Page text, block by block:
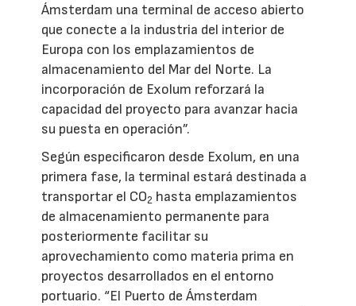
Ámsterdam una terminal de acceso abierto
que conecte a la industria del interior de
Europa con los emplazamientos de
almacenamiento del Mar del Norte. La
incorporación de Exolum reforzará la
capacidad del proyecto para avanzar hacia
su puesta en operación”.
Según especificaron desde Exolum, en una
primera fase, la terminal estará destinada a
transportar el CO2 hasta emplazamientos
de almacenamiento permanente para
posteriormente facilitar su
aprovechamiento como materia prima en
proyectos desarrollados en el entorno
portuario. “El Puerto de Ámsterdam